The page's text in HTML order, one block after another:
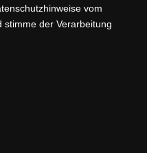
vom
stimme der Verarbeitung